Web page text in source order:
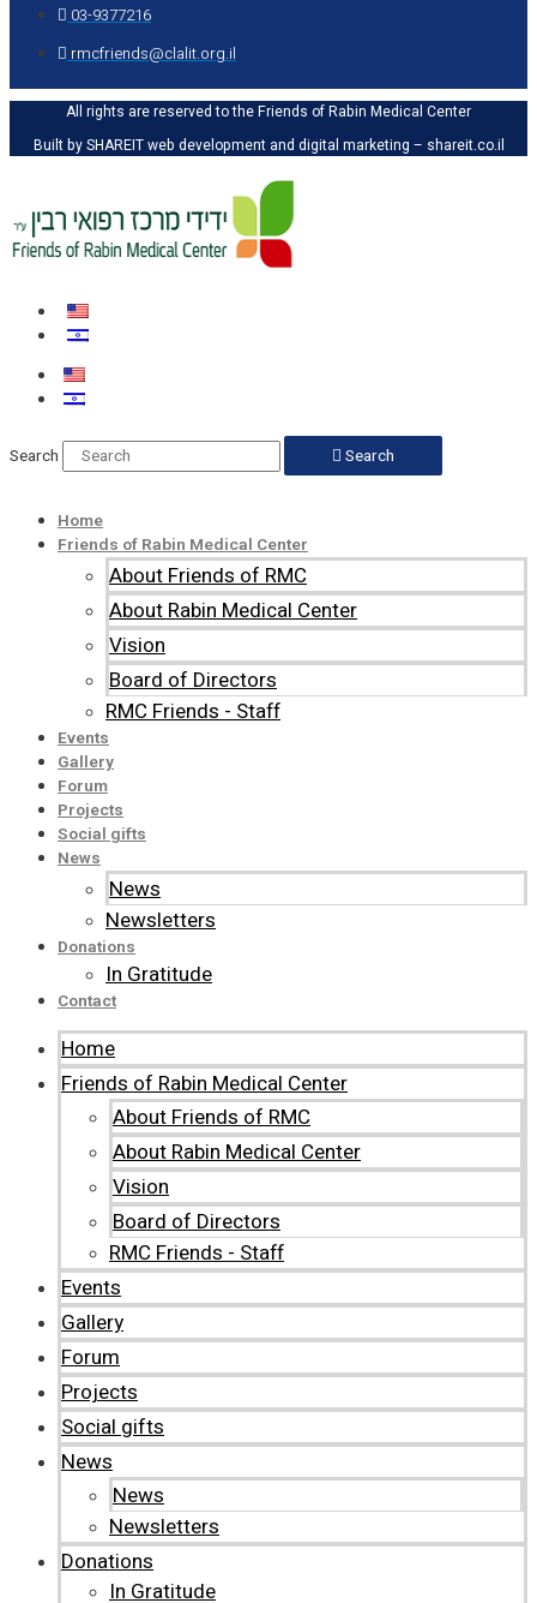
03-9377216
rmcfriends@clalit.org.il
All rights are reserved to the Friends of Rabin Medical Center
Built by SHAREIT web development and digital marketing – shareit.co.il
Search Search
Home
Friends of Rabin Medical Center
About Friends of RMC
About Rabin Medical Center
Vision
Board of Directors
RMC Friends - Staff
Events
Gallery
Forum
Projects
Social gifts
News
News
Newsletters
Donations
In Gratitude
Contact
Home
Friends of Rabin Medical Center
About Friends of RMC
About Rabin Medical Center
Vision
Board of Directors
RMC Friends - Staff
Events
Gallery
Forum
Projects
Social gifts
News
News
Newsletters
Donations
In Gratitude